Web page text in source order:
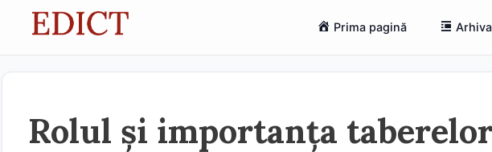
Prima pagină Arhiva
Rolul și importanța